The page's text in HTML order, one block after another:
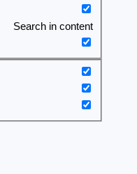
Search in content